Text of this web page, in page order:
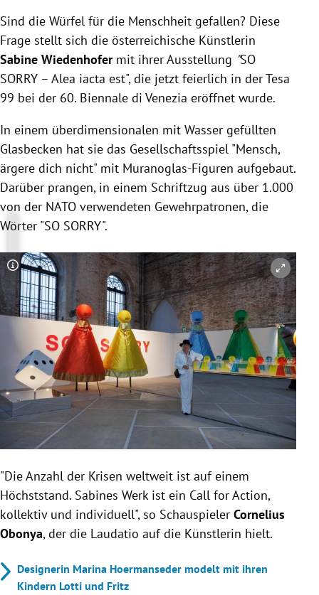
Untermenü
Sind die Würfel für die Menschheit gefallen? Diese
Frage stellt sich die österreichische Künstlerin
Sabine Wiedenhofermit ihrer Ausstellung "SO
SORRY – Alea iacta est", die jetzt feierlich in der Tesa
99 bei der 60. Biennale di Venezia eröffnet wurde.
In einem überdimensionalen mit Wasser gefüllten
Glasbecken hat sie das Gesellschaftsspiel "Mensch,
ärgere dich nicht" mit Muranoglas-Figuren aufgebaut.
Darüber prangen, in einem Schriftzug aus über 1.000
von der NATO verwendeten Gewehrpatronen, die
Wörter "SO SORRY".
Copyright-Hinweis öffnen/schließen
"Die Anzahl der Krisen weltweit ist auf einem
Höchststand. Sabines Werk ist ein Call for Action,
kollektiv und individuell", so Schauspieler Cornelius
Obonya, der die Laudatio auf die Künstlerin hielt.
Designerin Marina Hoermanseder modelt mit ihren
Kindern Lotti und Fritz